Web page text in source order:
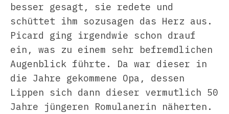
besser gesagt, sie redete und
schüttet ihm sozusagen das Herz aus.
Picard ging irgendwie schon drauf
ein, was zu einem sehr befremdlichen
Augenblick führte. Da war dieser in
die Jahre gekommene Opa, dessen
Lippen sich dann dieser vermutlich 50
Jahre jüngeren Romulanerin näherten.